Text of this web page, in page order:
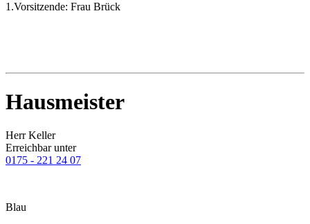
1.Vorsitzende: Frau Brück
Hausmeister
Herr Keller
Erreichbar unter
0175 - 221 24 07
Blau